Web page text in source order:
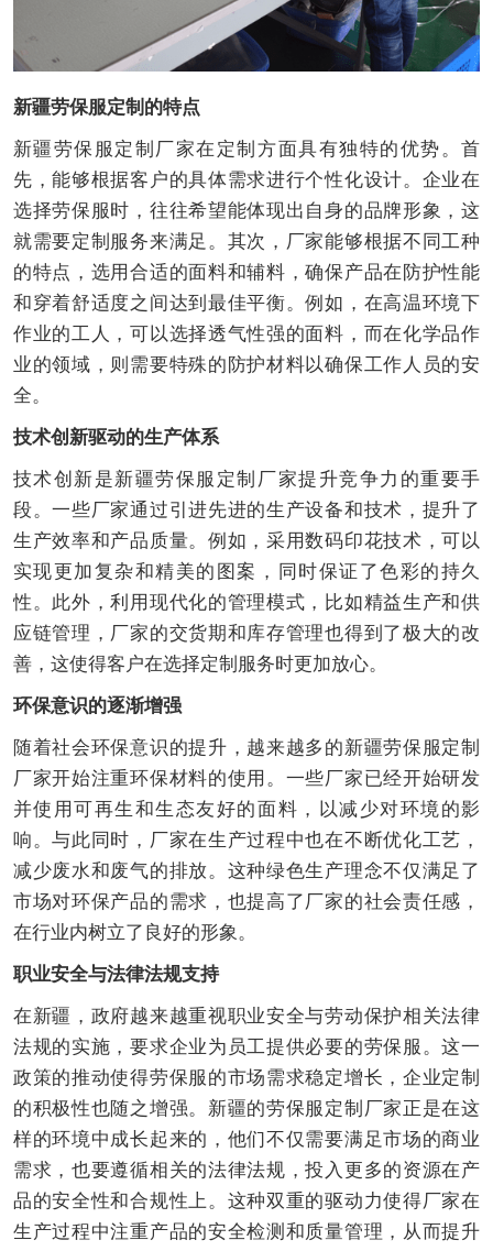
新疆劳保服定制的特点
新疆劳保服定制厂家在定制方面具有独特的优势。首
先，能够根据客户的具体需求进行个性化设计。企业在
选择劳保服时，往往希望能体现出自身的品牌形象，这
就需要定制服务来满足。其次，厂家能够根据不同工种
的特点，选用合适的面料和辅料，确保产品在防护性能
和穿着舒适度之间达到最佳平衡。例如，在高温环境下
作业的工人，可以选择透气性强的面料，而在化学品作
业的领域，则需要特殊的防护材料以确保工作人员的安
全。
技术创新驱动的生产体系
技术创新是新疆劳保服定制厂家提升竞争力的重要手
段。一些厂家通过引进先进的生产设备和技术，提升了
生产效率和产品质量。例如，采用数码印花技术，可以
实现更加复杂和精美的图案，同时保证了色彩的持久
性。此外，利用现代化的管理模式，比如精益生产和供
应链管理，厂家的交货期和库存管理也得到了极大的改
善，这使得客户在选择定制服务时更加放心。
环保意识的逐渐增强
随着社会环保意识的提升，越来越多的新疆劳保服定制
厂家开始注重环保材料的使用。一些厂家已经开始研发
并使用可再生和生态友好的面料，以减少对环境的影
响。与此同时，厂家在生产过程中也在不断优化工艺，
减少废水和废气的排放。这种绿色生产理念不仅满足了
市场对环保产品的需求，也提高了厂家的社会责任感，
在行业内树立了良好的形象。
职业安全与法律法规支持
在新疆，政府越来越重视职业安全与劳动保护相关法律
法规的实施，要求企业为员工提供必要的劳保服。这一
政策的推动使得劳保服的市场需求稳定增长，企业定制
的积极性也随之增强。新疆的劳保服定制厂家正是在这
样的环境中成长起来的，他们不仅需要满足市场的商业
需求，也要遵循相关的法律法规，投入更多的资源在产
品的安全性和合规性上。这种双重的驱动力使得厂家在
生产过程中注重产品的安全检测和质量管理，从而提升